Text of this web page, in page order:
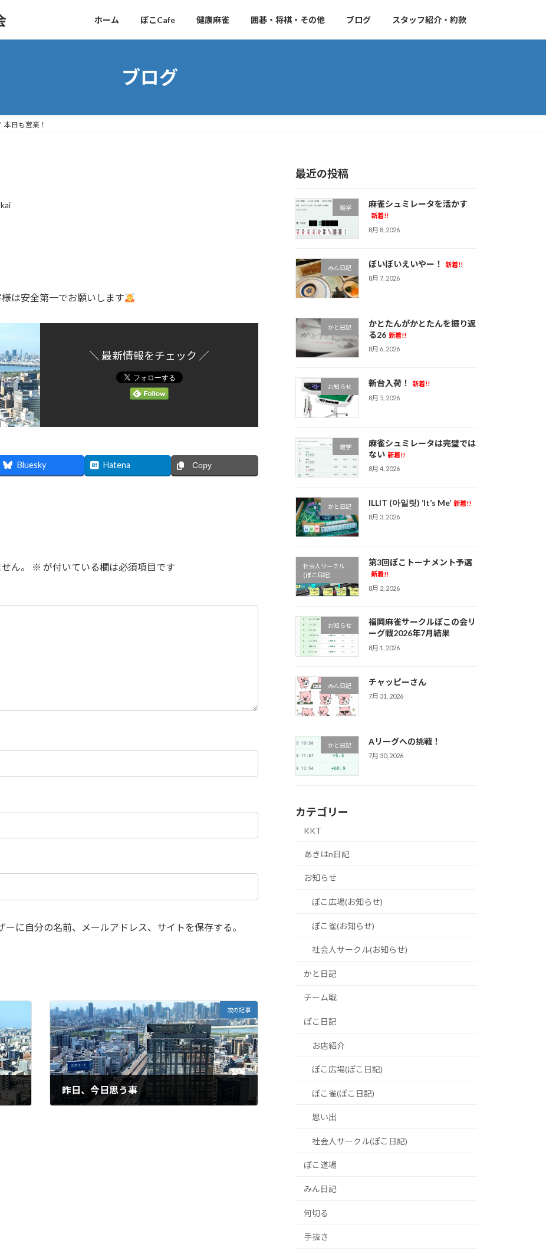
ホーム ぽこCafe 健康麻雀 囲碁・将棋・その他 ブログ スタッフ紹介・約款
ブログ
本日も営業！
は安全第一でお願いします
＼ 最新情報をチェック ／
Bluesky Hatena Copy
ん。 ※ が付いている欄は必須項目です
に自分の名前、メールアドレス、サイトを保存する。
次の記事
昨日、今日思う事
最近の投稿
雑学 麻雀シュミレータを活かす
新着!!
8月 8, 2026
みん日記 ぼいぼいえいやー！
新着!!
8月 7, 2026
かと日記
かとたんがかとたんを振り返
る26 新着!!
8月 6, 2026
お知らせ 新台入荷！
新着!!
8月 5, 2026
雑学
麻雀シュミレータは完璧では
ない 新着!!
8月 4, 2026
かと日記 ILLIT (아일릿) ‘It’s Me’ 新着!!
8月 3, 2026
社会人サークル
(ぽこ日記)
第3回ぽこトーナメント予選
新着!!
8月 2, 2026
お知らせ
福岡麻雀サークルぽこの会リ
ーグ戦2026年7月結果
8月 1, 2026
みん日記 チャッピーさん
7月 31, 2026
かと日記 Aリーグへの挑戦！
7月 30, 2026
カテゴリー
KKT
あきはn日記
お知らせ
ぽこ広場(お知らせ)
ぽこ雀(お知らせ)
社会人サークル(お知らせ)
かと日記
チーム戦
ぽこ日記
お店紹介
ぽこ広場(ぽこ日記)
ぽこ雀(ぽこ日記)
思い出
社会人サークル(ぽこ日記)
ぽこ道場
みん日記
何切る
手抜き